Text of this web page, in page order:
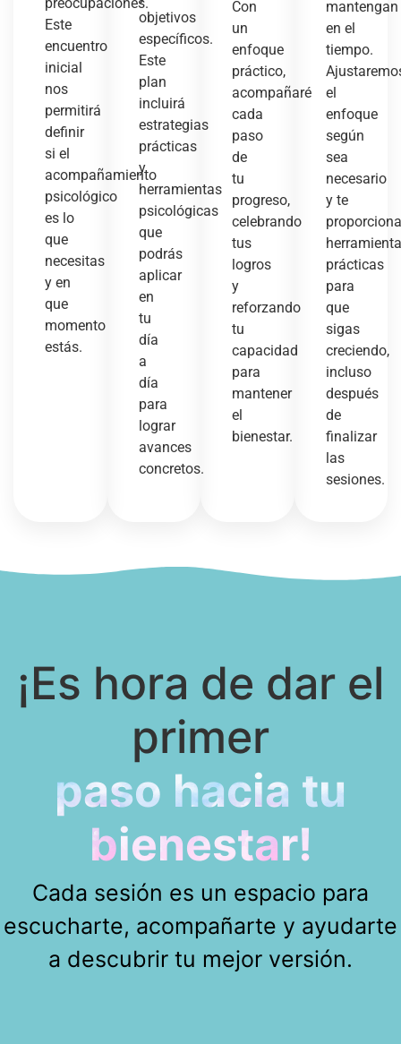
Este
encuentro
inicial
nos
permitirá
definir
si el
acompañamiento
psicológico
es lo
que
necesitas
y en
que
momento
estás.
objetivos
específicos.
Este
plan
incluirá
estrategias
prácticas
y
herramientas
psicológicas
que
podrás
aplicar
en
tu
día
a
día
para
lograr
avances
concretos.
Con
un
enfoque
práctico,
acompañaré
cada
paso
de
tu
progreso,
celebrando
tus
logros
y
reforzando
tu
capacidad
para
mantener
el
bienestar.
mantengan
en el
tiempo.
el
enfoque
según
sea
necesario
y te
prácticas
para
que
sigas
creciendo,
incluso
después
de
finalizar
las
sesiones.
¡Es hora de dar el
primer
paso hacia tu
bienestar!
Cada sesión es un espacio para
escucharte, acompañarte y ayudarte
a descubrir tu mejor versión.